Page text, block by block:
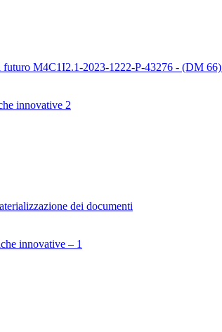
futuro M4C1I2.1-2023-1222-P-43276 - (DM 66)
innovative 2
dei documenti
innovative – 1